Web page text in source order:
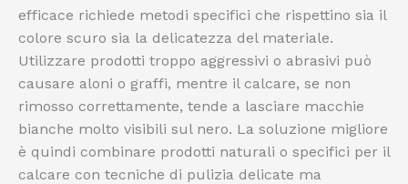
efficace richiede metodi specifici che rispettino sia il
colore scuro sia la delicatezza del materiale.
Utilizzare prodotti troppo aggressivi o abrasivi può
causare aloni o graffi, mentre il calcare, se non
rimosso correttamente, tende a lasciare macchie
bianche molto visibili sul nero. La soluzione migliore
è quindi combinare prodotti naturali o specifici per il
calcare con tecniche di pulizia delicate ma